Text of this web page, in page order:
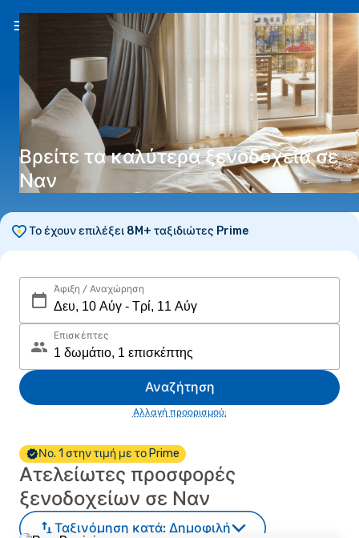
EL(€)
Βρείτε τα καλύτερα ξενοδοχεία σε
Ναν
Το έχουν επιλέξει 8M+ ταξιδιώτες Prime
Άφιξη / Αναχώρηση
Επισκέπτες
Αναζήτηση
Αλλαγή προορισμού;
Νο. 1 στην τιμή με το Prime
Ατελείωτες προσφορές
ξενοδοχείων σε Ναν
Ταξινόμηση κατά: Δημοφιλή